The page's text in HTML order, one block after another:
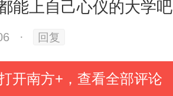
能上自己心仪的大学吧
· 回复
开南方+，查看全部评论